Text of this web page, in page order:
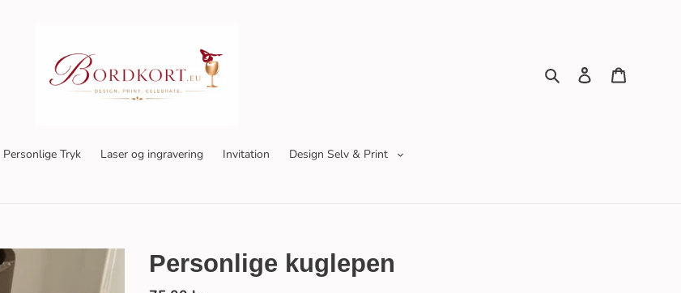
Søg Log ind
Personlige Tryk Laser og ingravering Invitation Design Selv & Print
Personlige kuglepen